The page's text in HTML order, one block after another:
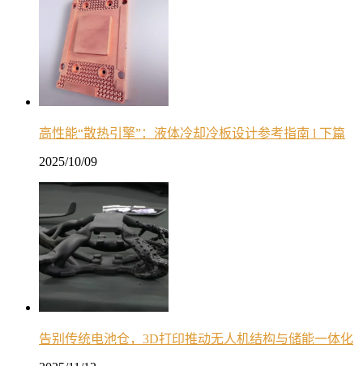
高性能“散热引擎”：液体冷却冷板设计参考指南 l 下篇
2025/10/09
告别传统电池仓，3D打印推动无人机结构与储能一体化